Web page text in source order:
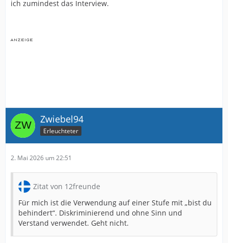
ich zumindest das Interview.
Zwiebel94
Erleuchteter
2. Mai 2026 um 22:51
Zitat von 12freunde
Für mich ist die Verwendung auf einer Stufe mit „bist du
behindert“. Diskriminierend und ohne Sinn und
Verstand verwendet. Geht nicht.